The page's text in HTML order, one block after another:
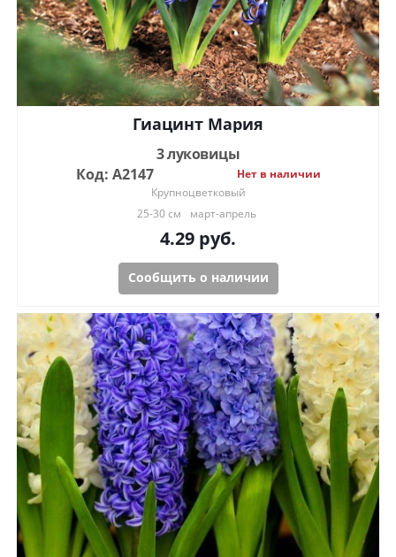
Гиацинт Мария
3 луковицы
Код: А2147
Нет в наличии
Крупноцветковый
25-30 см
март-апрель
4.29 руб.
Сообщить о наличии